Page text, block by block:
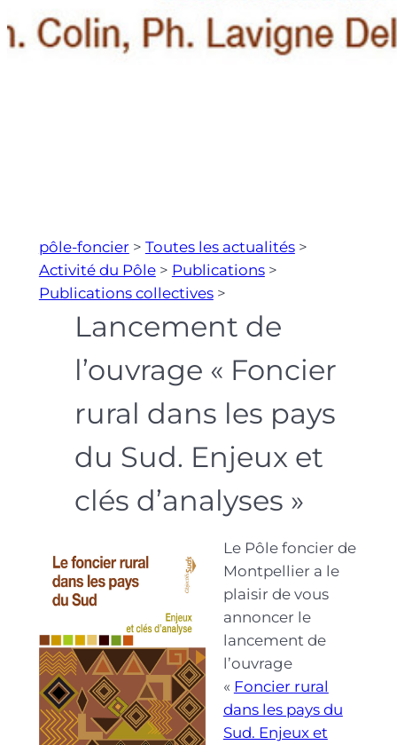
pôle-foncier > Toutes les actualités>
Activité du Pôle> Publications>
Publications collectives>
Lancement de
l’ouvrage « Foncier
rural dans les pays
du Sud. Enjeux et
clés d’analyses »
Le Pôle foncier de
Montpellier a le
plaisir de vous
annoncer le
lancement de
l’ouvrage
« Foncier rural
dans les pays du
Sud. Enjeux et